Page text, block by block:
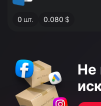
0 шт. 0.080 $
Не